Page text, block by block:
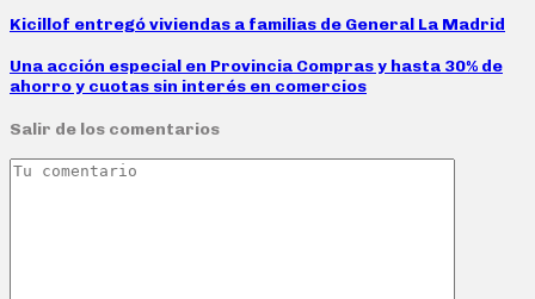
Kicillof entregó viviendas a familias de General La Madrid
Una acción especial en Provincia Compras y hasta 30% de
ahorro y cuotas sin interés en comercios
Salir de los comentarios